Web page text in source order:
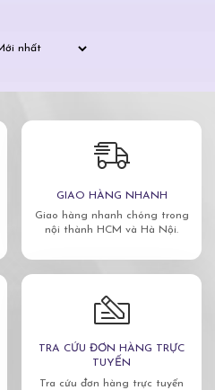
GIAO HÀNG NHANH
Giao hàng nhanh chóng trong
nội thành HCM và Hà Nội.
TRA CỨU ĐƠN HÀNG TRỰC
TUYẾN
Tra cứu đơn hàng trực tuyến